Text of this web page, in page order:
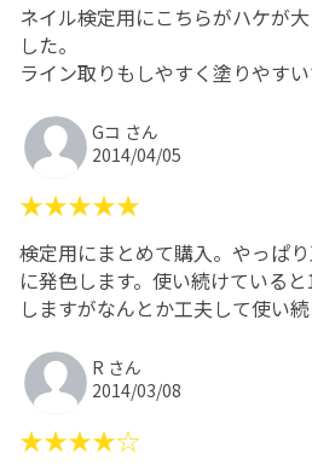
ネイル検定用にこちらがハケが
した。
ライン取りもしやすく塗りやす
Gコ さん
2014/04/05
★★★★★
検定用にまとめて購入。やっぱ
に発色します。使い続けている
しますがなんとか工夫して使い続
R さん
2014/03/08
★★★★☆